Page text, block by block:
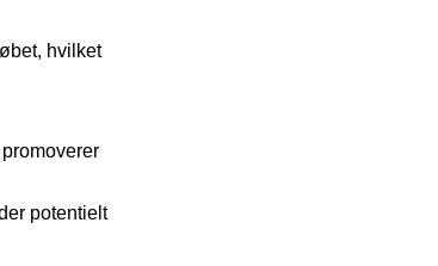
hvilket
potentielt